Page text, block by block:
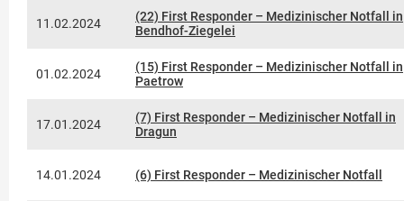
11.02.2024
(22) First Responder – Medizinischer Notfall in
Bendhof-Ziegelei
01.02.2024
(15) First Responder – Medizinischer Notfall in
Paetrow
17.01.2024
(7) First Responder – Medizinischer Notfall in
Dragun
14.01.2024 (6) First Responder – Medizinischer Notfall